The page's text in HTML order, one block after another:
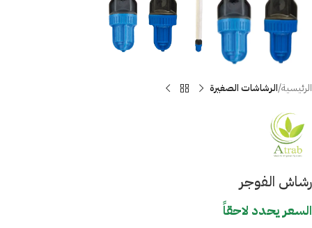
الرئيسية الرشاشات الصغيرة
رشاش الفوجر
السعر يحدد لاحقاً